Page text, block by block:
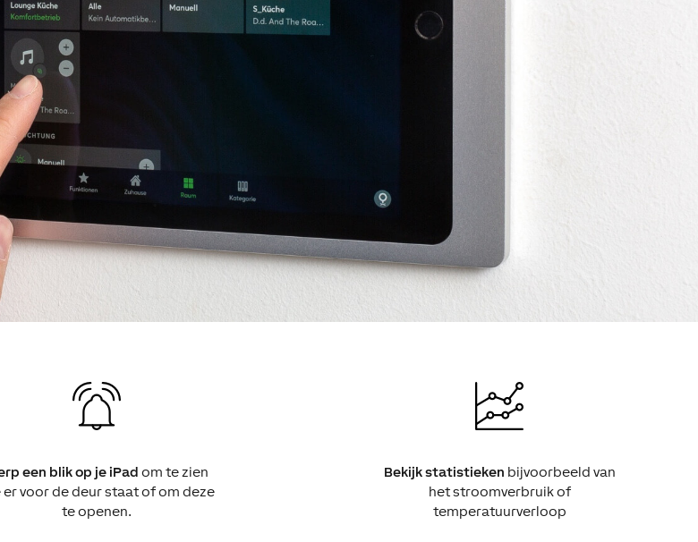
een blik op je iPad om te zien
er voor de deur staat of om deze
te openen.
Bekijk statistieken bijvoorbeeld van
het stroomverbruik of
temperatuurverloop